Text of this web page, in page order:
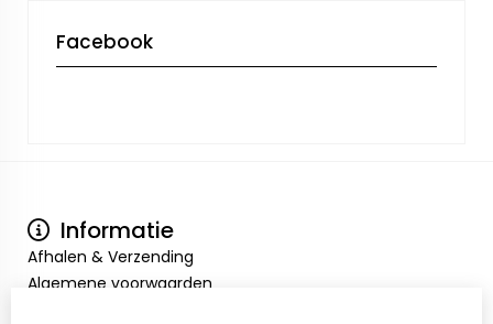
Facebook
Informatie
Afhalen & Verzending
Algemene voorwaarden